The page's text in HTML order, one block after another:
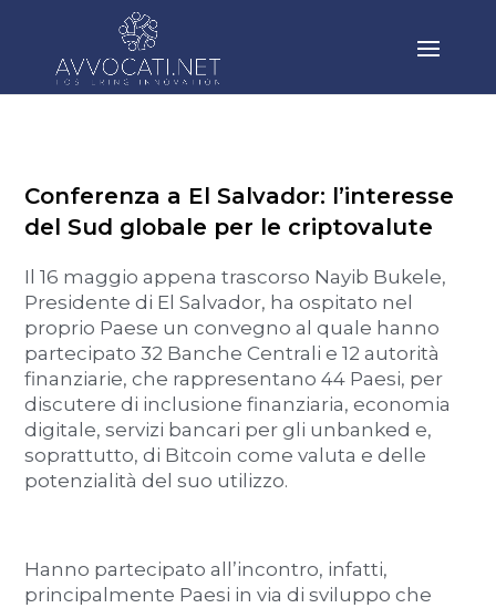
Conferenza a El Salvador: l’interesse
del Sud globale per le criptovalute
Il 16 maggio appena trascorso Nayib Bukele,
Presidente di El Salvador, ha ospitato nel
proprio Paese un convegno al quale hanno
partecipato 32 Banche Centrali e 12 autorità
finanziarie, che rappresentano 44 Paesi, per
discutere di inclusione finanziaria, economia
digitale, servizi bancari per gli unbanked e,
soprattutto, di Bitcoin come valuta e delle
potenzialità del suo utilizzo.
Hanno partecipato all’incontro, infatti,
principalmente Paesi in via di sviluppo che